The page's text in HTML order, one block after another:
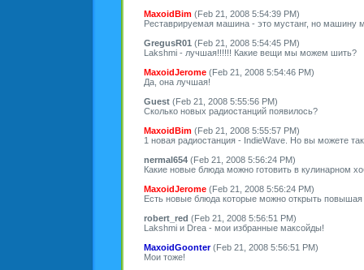
MaxoidBim (Feb 21, 2008 5:54:39 PM)
Реставрируемая машина - это мустанг, но машину
GregusR01 (Feb 21, 2008 5:54:45 PM)
Lakshmi - лучшая!!!!!! Какие вещи мы можем шить?
MaxoidJerome (Feb 21, 2008 5:54:46 PM)
Да, она лучшая!
Guest (Feb 21, 2008 5:55:56 PM)
Сколько новых радиостанций появилось?
MaxoidBim (Feb 21, 2008 5:55:57 PM)
1 новая радиостанция - IndieWave. Но вы можете
nermal654 (Feb 21, 2008 5:56:24 PM)
Какие новые блюда можно готовить в кулинарном
MaxoidJerome (Feb 21, 2008 5:56:24 PM)
Есть новые блюда которые можно открыть
robert_red (Feb 21, 2008 5:56:51 PM)
Lakshmi и Drea - мои избранные максойды!
MaxoidGoonter(Feb 21, 2008 5:56:51 PM)
Мои тоже!